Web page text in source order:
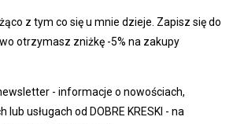
z tym co się u mnie dzieje. Zapisz się do
otrzymasz zniżkę -5% na zakupy
- informacje o nowościach,
usługach od DOBRE KRESKI - na